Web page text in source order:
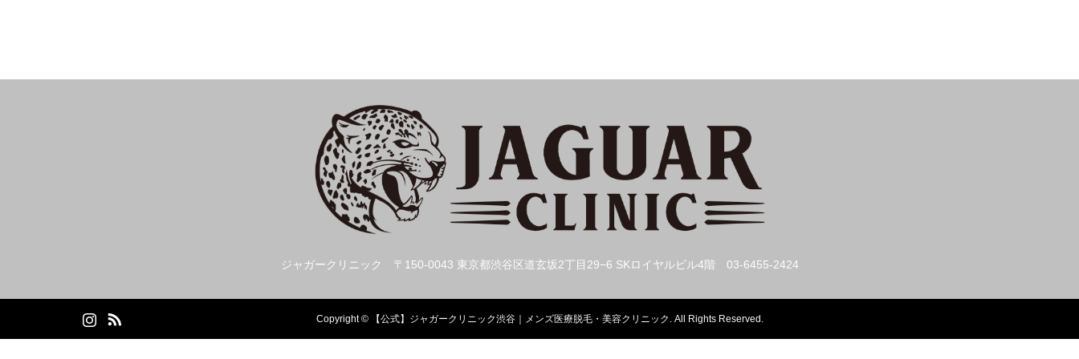
ジャガークリニック 〒150-0043 東京都渋谷区道玄坂2丁目29−6 SKロイヤルビル4階 03-6455-2424
Copyright© 【公式】ジャガークリニック渋谷｜メンズ医療脱毛・美容クリニック . All Rights Reserved.